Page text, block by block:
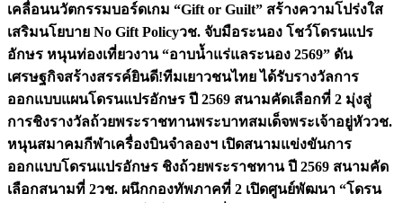
เคลื่อนนวัตกรรมบอร์ดเกม “Gift or Guilt” สร้างความโปร่งใส
เสริมนโยบาย No Gift Policyวช. จับมือระนอง โชว์โดรนแปร
อักษร หนุนท่องเที่ยวงาน “อาบน้ำแร่แลระนอง 2569” ดัน
เศรษฐกิจสร้างสรรค์ยินดี!ทีมเยาวชนไทย ได้รับรางวัลการ
ออกแบบแผนโดรนแปรอักษร ปี 2569 สนามคัดเลือกที่ 2 มุ่งสู่
การชิงรางวัลถ้วยพระราชทานพระบาทสมเด็จพระเจ้าอยู่หัววช.
หนุนสมาคมกีฬาเครื่องบินจำลองฯ เปิดสนามแข่งขันการ
ออกแบบโดรนแปรอักษร ชิงถ้วยพระราชทาน ปี 2569 สนามคัด
เลือกสนามที่ 2วช. ผนึกกองทัพภาคที่ 2 เปิดศูนย์พัฒนา “โดรน